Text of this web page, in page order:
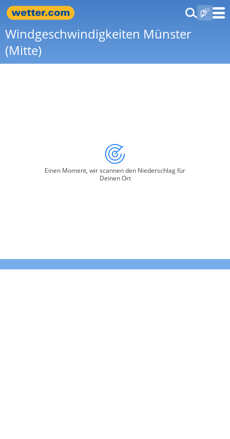
Windgeschwindigkeiten Münster
(Mitte)
Einen Moment, wir scannen den Niederschlag für
Deinen Ort